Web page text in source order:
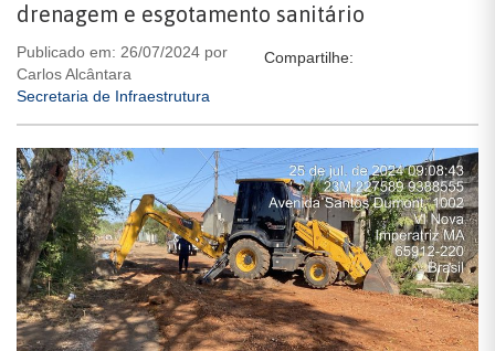
drenagem e esgotamento sanitário
Publicado em: 26/07/2024 por
Carlos Alcântara
Secretaria de Infraestrutura
Compartilhe: